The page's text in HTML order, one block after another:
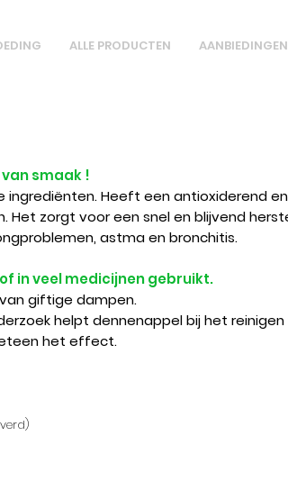
ALLE PRODUCTEN AANBIEDINGEN
smaak !
ingrediënten. Heeft een antioxiderend
Het zorgt voor eensnel en blijvend
astma en bronchitis.
in veel medicijnen gebruikt.
giftige dampen.
helpt dennenappel bij het
het effect.